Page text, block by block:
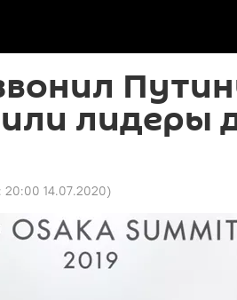
лидеры
20:00 14.07.2020)